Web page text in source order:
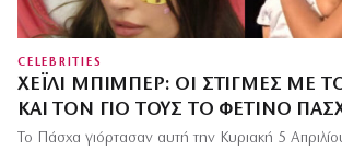
CELEBRITIES
ΧΈΙΛΙ ΜΠΊΜΠΕΡ: ΟΙ ΣΤΙΓΜΈΣ ΜΕ
ΚΑΙ ΤΟΝ ΓΙΟ ΤΟΥΣ ΤΟ ΦΕΤΙΝΌ
Το Πάσχα γιόρτασαν αυτή την Κυριακή 5